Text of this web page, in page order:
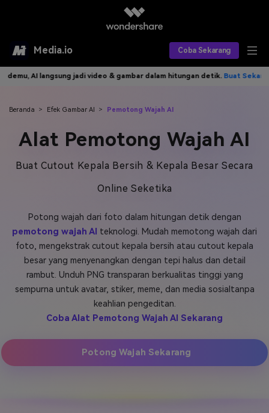
Media.io Coba Sekarang
Alat AI
AI Video
AI Gambar
AI Audio
Produk AI
Asisten Video AI
Editor Video AI
Editor Gambar AI
Editor Audio AI
Find More Solutions >>
Efek AI
Efek Video
Sumber Daya
Panduan Pengguna Apa yang Baru
Veo3 TOP
Masuk
Berkreasi dengan AI
AI langsung jadi video & gambar dalam hitungan detik.Buat Sekarang>>
Beranda > Efek Gambar AI > Pemotong Wajah AI
Alat Pemotong Wajah AI
Buat Cutout Kepala Bersih & Kepala Besar Secara
Online Seketika
Potong wajah dari foto dalam hitungan detik dengan
pemotong wajah AI teknologi. Mudah memotong wajah dari
foto, mengekstrak cutout kepala bersih atau cutout kepala
besar yang menyenangkan dengan tepi halus dan detail
rambut. Unduh PNG transparan berkualitas tinggi yang
sempurna untuk avatar, stiker, meme, dan media sosialtanpa
keahlian pengeditan.
Coba Alat Pemotong Wajah AI Sekarang
Potong Wajah Sekarang